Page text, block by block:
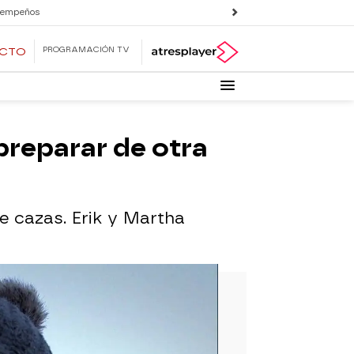
PROGRAMACIÓN TV
de otra
cazas. Erik y Martha